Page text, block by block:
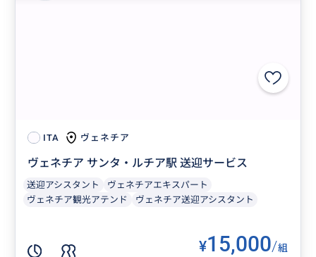
ITA ヴェネチア
ヴェネチア サンタ・ルチア駅 送迎サービス
送迎アシスタント
ヴェネチアエキスパート
ヴェネチア観光アテンド
ヴェネチア送迎アシスタント
¥15,000/組